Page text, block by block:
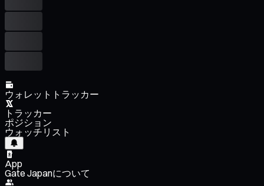
ウォレットトラッカー
トラッカー
ポジション
ウォッチリスト
App
Gate Japanについて